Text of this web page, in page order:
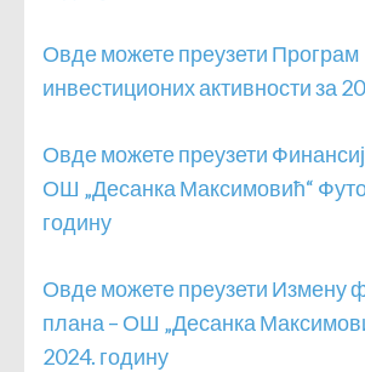
Овде можете преузети Програм
инвестиционих активности за
Овде можете преузети
ОШ „Десанка Максимовић“
годину
Овде можете преузети Измену
плана – ОШ „Десанка
2024. годину